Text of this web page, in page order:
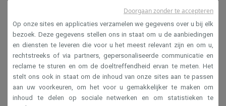
Verkoopsvoorwaarden
Privacy
Disclaimer
Cookies
Op onze sites en applicaties verzamelen we gegevens over u bij elk
bezoek. Deze gegevens stellen ons in staat om u de aanbiedingen
en diensten te leveren die voor u het meest relevant zijn en om u,
rechtstreeks of via partners, gepersonaliseerde communicatie en
reclame te sturen en om de doeltreffendheid ervan te meten. Het
stelt ons ook in staat om de inhoud van onze sites aan te passen
aan uw voorkeuren, om het voor u gemakkelijker te maken om
inhoud te delen op sociale netwerken en om statistieken te
Doorgaan zonder te accepteren